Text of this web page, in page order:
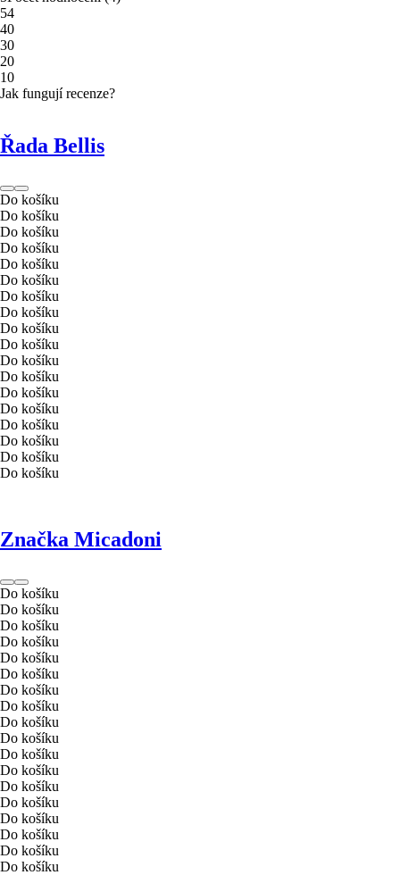
54
40
30
20
10
Jak fungují recenze?
Řada Bellis
Do košíku
Do košíku
Do košíku
Do košíku
Do košíku
Do košíku
Do košíku
Do košíku
Do košíku
Do košíku
Do košíku
Do košíku
Do košíku
Do košíku
Do košíku
Do košíku
Do košíku
Do košíku
Značka Micadoni
Do košíku
Do košíku
Do košíku
Do košíku
Do košíku
Do košíku
Do košíku
Do košíku
Do košíku
Do košíku
Do košíku
Do košíku
Do košíku
Do košíku
Do košíku
Do košíku
Do košíku
Do košíku